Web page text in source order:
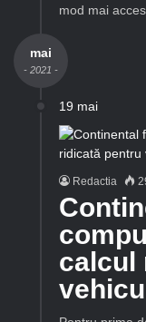
mod mai
mai
- 2021 -
19 mai
Redactia
calcul